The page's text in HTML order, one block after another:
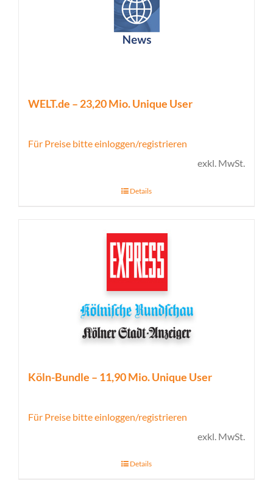
WELT.de – 23,20 Mio. Unique User
Für Preise bitte einloggen/registrieren
exkl. MwSt.
Details
Köln-Bundle – 11,90 Mio. Unique User
Für Preise bitte einloggen/registrieren
exkl. MwSt.
Details